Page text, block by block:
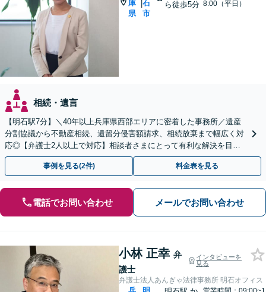
庫
県
|石
市
ら徒歩5分 8:00（平日）
相続・遺言
【明石駅7分】＼40年以上兵庫県西部エリアに密着した事務所／遺産
分割協議から不動産相続、遺留分侵害額請求、相続放棄まで幅広く対
応◎【弁護士2人以上で対応】相談者さまにとって有利な解決を目指
します。「生前対策」もお気軽に【休日・夜間相談対応】
事例を見る(2件) 料金表を見る
電話でお問い合わせ メールでお問い合わせ
小林 正幸 弁
護士
インタビューを
見る
弁護士法人あんぎゃ法律事務所 明石オフィス